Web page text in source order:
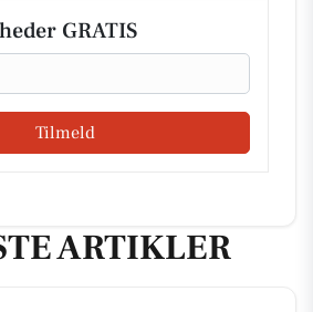
GRATIS
Tilmeld
ARTIKLER